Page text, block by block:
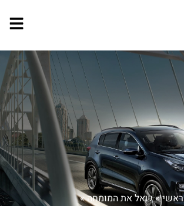
ראשי»שאל את המומחה»